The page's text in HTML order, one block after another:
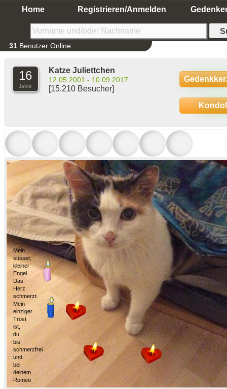
Home Registrieren/Anmelden
31 Benutzer Online
16
Jahre
Katze Juliettchen
12.05.2001 - 10.09.2017
[15.210 Besucher]
Mein
süsser,
kleiner
Engel.
Das
Herz
schmerzt.
Mein
einziger
Trost
ist,
du
bis
schmerzfrei
und
bei
deinem
Romeo